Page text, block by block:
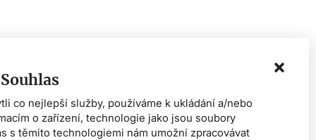
co nejlepší služby, používáme k ukládání a/nebo
o zařízení, technologie jako jsou soubory
s těmito technologiemi nám umožní zpracovávat